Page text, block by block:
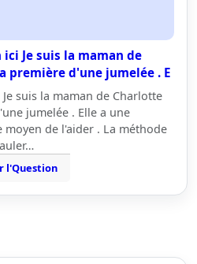
Je suis la maman de
première d'une jumelée . E
suis la maman de Charlotte
jumelée . Elle a une
moyen de l'aider . La méthode
l'Question